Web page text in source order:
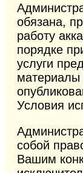
обязана,
работу
порядке
услуги
материалы
Условия
собой
Вашим